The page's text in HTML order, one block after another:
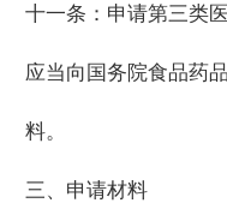
十一条：申请第三类
应当向国务院食品药
料。
三、申请材料